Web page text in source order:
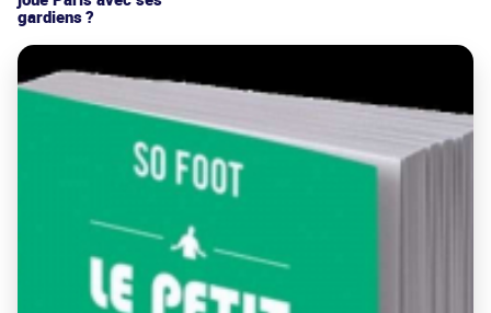
gardiens ?